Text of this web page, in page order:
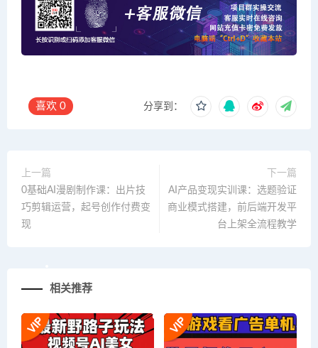
喜欢 0 分享到：
上一篇
0基础AI漫剧制作课：出片技
巧剪辑运营，起号创作付费变
现
下一篇
AI产品变现实训课：选题验证
商业模式搭建，前后端开发平
台上架全流程教学
相关推荐